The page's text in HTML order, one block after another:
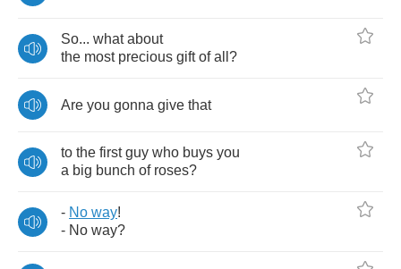
So... what about
the most precious gift of all ?
Are you gonna give that
to the first guy who buys you
a big bunch of roses?
- No way!
- No way?